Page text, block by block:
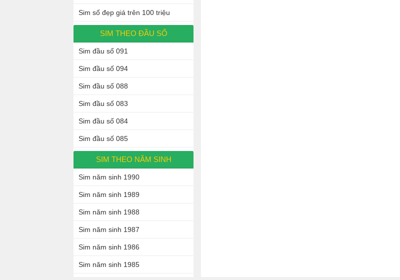
Sim số đẹp giá trên 100 triệu
SIM THEO ĐẦU SỐ
Sim đầu số 091
Sim đầu số 094
Sim đầu số 088
Sim đầu số 083
Sim đầu số 084
Sim đầu số 085
SIM THEO NĂM SINH
Sim năm sinh 1990
Sim năm sinh 1989
Sim năm sinh 1988
Sim năm sinh 1987
Sim năm sinh 1986
Sim năm sinh 1985